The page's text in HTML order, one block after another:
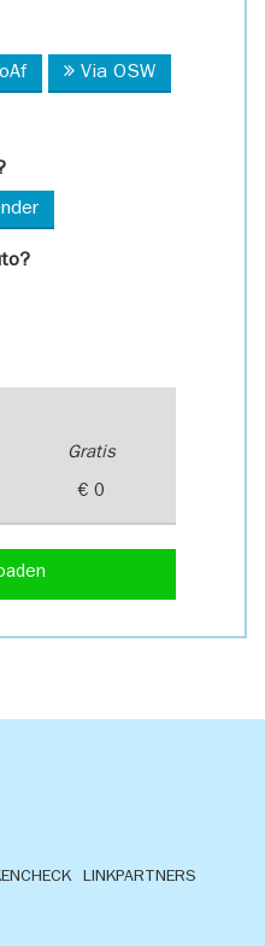
Gratis
€ 0
Via OSW
LINKPARTNERS